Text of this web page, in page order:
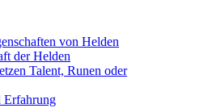
von Helden
der Helden
Talent, Runen oder